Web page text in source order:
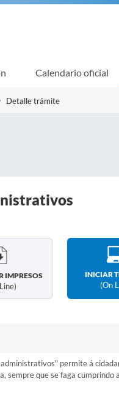
Calendario oficial
Detalle trámite
IMPRESOS INICIAR
(on
permite á
sempre que se faga cumprindo